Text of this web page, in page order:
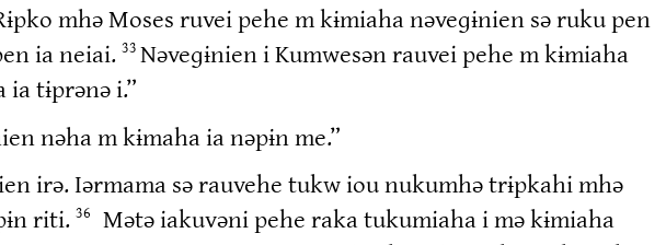
mhə Moses ruvei pehe m kɨmiaha nəveɡɨnien sə ruku pen
ia neiai. 33 Nəveɡɨnien i Kumwesən rauvei pehe m kɨmiaha
tɨprənə i.”
nəha m kɨmaha ia nəpɨn me.”
irə. Iərmama sə rauvehe tukw iou nukumhə trɨpkahi mhə
riti. 36
Mətə iakuvəni pehe raka tukumiaha i mə kɨmiaha